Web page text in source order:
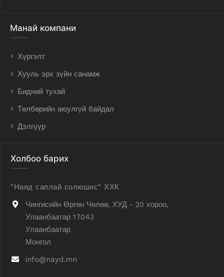
Манай компани
Хүргэлт
Хууль эрх зүйн санамж
Бидний тухай
Төлбөрийн аюулгүй байдал
Дэлгүүр
Холбоо барих
"Наяд саплай солюшнс" ХХК
Чингисийн Өргөн Чөлөө, ХУД - 20 хороо,
Улаанбаатар 17043
Улаанбаатар
Монгол
info@nayd.mn